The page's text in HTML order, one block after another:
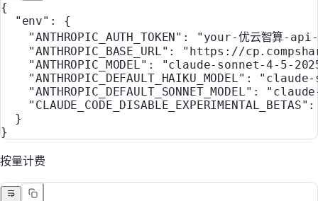
{
  "env"
: {
    "ANTHROPIC_AUTH_TOKEN"
:
"your-优云智算-
    "ANTHROPIC_BASE_URL"
:
"https://
    "ANTHROPIC_MODEL"
:
"claude-sonnet-4-5-
    "ANTHROPIC_DEFAULT_HAIKU_MODEL"
: "claude-
    "ANTHROPIC_DEFAULT_SONNET_MODEL"
:
    "CLAUDE_CODE_DISABLE_EXPERIMENTAL_BETAS"
  }
}
按量计费